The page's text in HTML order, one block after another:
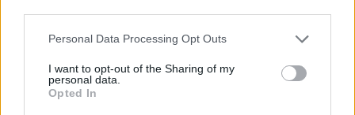
Personal Data Processing Opt Outs
I want to opt-out of the Sharing of my
personal data.
Opted In
l festival “Teatri del Cimone” è giunto alla sua quinta edizione ed è
dell’Unione del Frignano, della Fondazione di Modena e di tutti i
comuni che ospitano gli eventi.